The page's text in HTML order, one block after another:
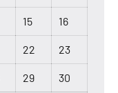
15 16
22 23
29 30